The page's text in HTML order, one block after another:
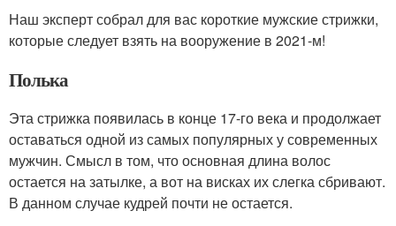
Наш эксперт собрал для вас короткие мужские стрижки,
которые следует взять на вооружение в 2021-м!
Полька
Эта стрижка появилась в конце 17-го века и продолжает
оставаться одной из самых популярных у современных
мужчин. Смысл в том, что основная длина волос
остается на затылке, а вот на висках их слегка сбривают.
В данном случае кудрей почти не остается.